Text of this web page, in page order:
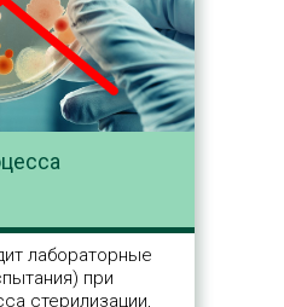
лабораторные
при
стерилизации,